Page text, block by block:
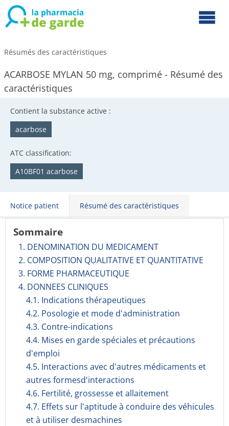
Résumés des caractéristiques
ACARBOSE MYLAN 50 mg, comprimé - Résumé des
caractéristiques
Contient la substance active :
acarbose
ATC classification:
A10BF01 acarbose
Notice patient Résumé des caractéristiques
Sommaire
1. DENOMINATION DU MEDICAMENT
2. COMPOSITION QUALITATIVE ET QUANTITATIVE
3. FORME PHARMACEUTIQUE
4. DONNEES CLINIQUES
4.1. Indications thérapeutiques
4.2. Posologie et mode d'administration
4.3. Contre-indications
4.4. Mises en garde spéciales et précautions
d'emploi
4.5. Interactions avec d'autres médicaments et
autres formesd'interactions
4.6. Fertilité, grossesse et allaitement
4.7. Effets sur l'aptitude à conduire des véhicules
et à utiliser desmachines